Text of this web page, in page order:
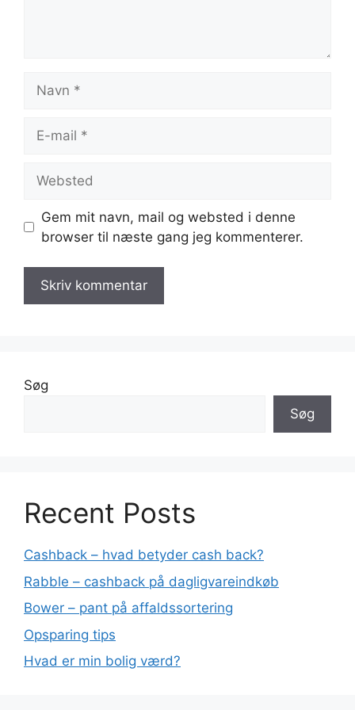
mail
Gem mit navn, mail og websted i denne
browser til næste gang jeg kommenterer.
Søg
Søg
Recent Posts
Cashback – hvad betyder cash back?
Rabble – cashback på dagligvareindkøb
Bower – pant på affaldssortering
Opsparing tips
Hvad er min bolig værd?